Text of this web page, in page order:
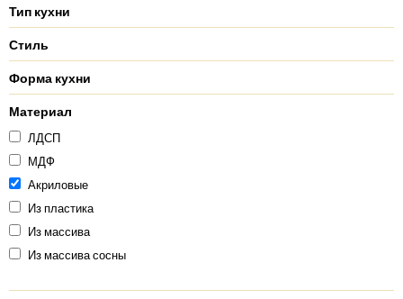
Тип кухни
Стиль
Форма кухни
Материал
ЛДСП
МДФ
Акриловые
Из пластика
Из массива
Из массива сосны